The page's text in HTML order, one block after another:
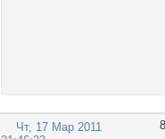
8
Чт, 17 Мар 2011